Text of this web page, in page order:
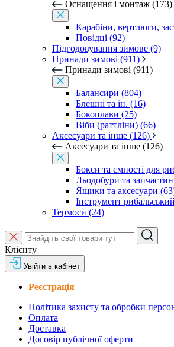
Оснащення і монтаж (173)
Карабіни, вертлюги,
Повідці (92)
Підгодовування зимове (9)
Принади зимові (911)
Принади зимові (911)
Балансири (804)
Блешні та ін. (16)
Бокоплави (25)
Віби (раттліни) (66)
Аксесуари та інше (126)
Аксесуари та інше (126)
Бокси та ємності для
Льодобури та
Ящики та аксесуари
Інструмент
Термоси (24)
Клієнту
Увійти в кабінет
Реєстрація
Політика захисту та обробки
Оплата
Доставка
Договір публічної оферти